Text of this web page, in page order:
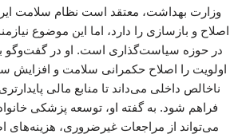
وزارت بهداشت، معتقد است نظام سلامت
اصلاح و بازسازی را دارد، اما این موضوع
در حوزه سیاست‌گذاری است. او در گفت‌وگو با
اولویت را اصلاح حکمرانی سلامت و افزایش
ناخالص داخلی می‌داند تا منابع مالی
فراهم شود. به گفته او، توسعه پزشکی
می‌تواند از مراجعات غیرضروری، هزینه‌های